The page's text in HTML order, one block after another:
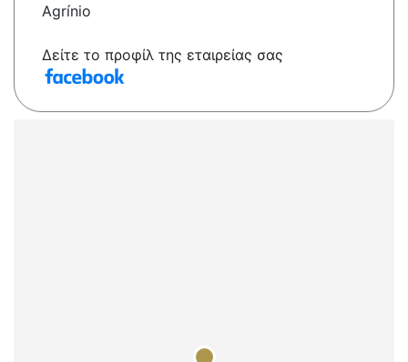
Agrínio
Δείτε το προφίλ της εταιρείας σας